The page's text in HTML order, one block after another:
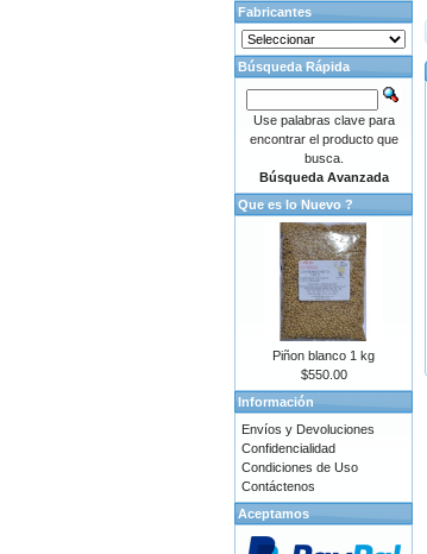
Fabricantes
Búsqueda Rápida
Use palabras clave para
encontrar el producto que
busca.
Búsqueda Avanzada
Que es lo Nuevo ?
Piñon blanco 1 kg
$550.00
Información
Envíos y Devoluciones
Confidencialidad
Condiciones de Uso
Contáctenos
Aceptamos